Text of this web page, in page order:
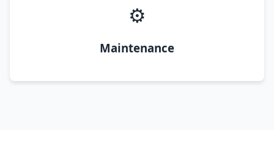
⚙️
Maintenance